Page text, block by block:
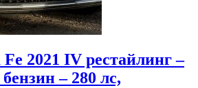
2021 IV рестайлинг –
– 280 лс,